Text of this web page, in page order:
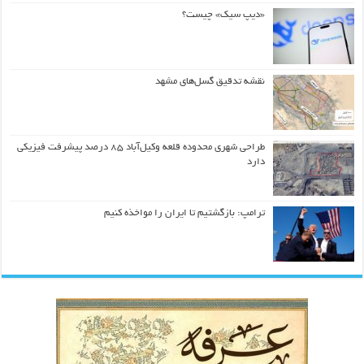
«دیپ سیک» چیست؟
نقشه تدقیق گسل‌های مشهد
طراحی شهری محدوده قلعه وکیل‌آباد ۸۵ درصد پیشرفت فیزیکی
دارد
ترامپ: بازگشتیم تا ایران را مواخذه کنیم